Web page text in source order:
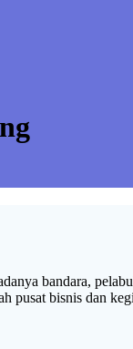
bandara,
pusat bisnis dan